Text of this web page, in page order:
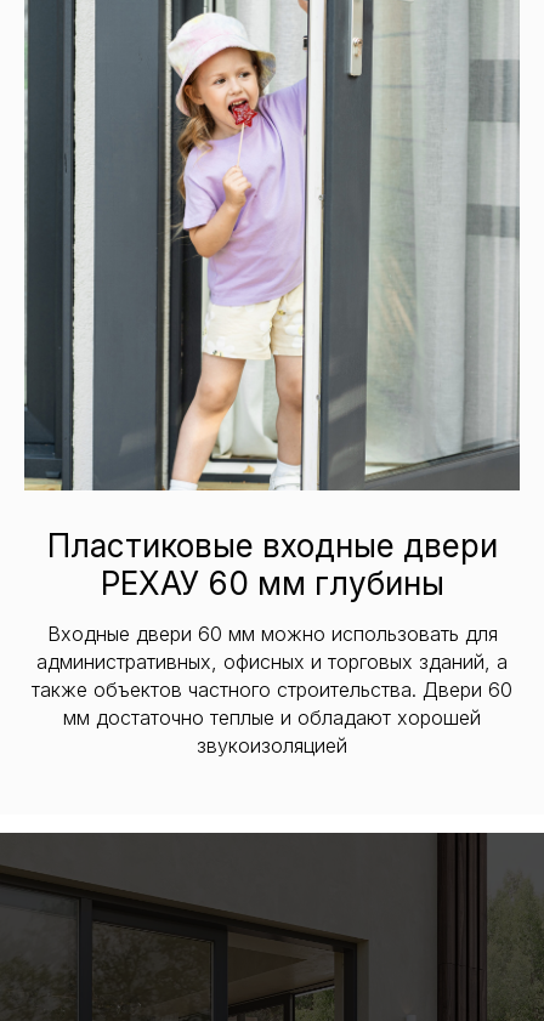
Пластиковые входные двери
РЕХАУ 60 мм глубины
Входные двери 60 мм можно использовать для
административных, офисных и торговых зданий, а
также объектов частного строительства. Двери 60
мм достаточно теплые и обладают хорошей
звукоизоляцией